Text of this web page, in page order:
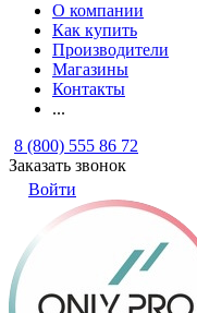
О компании
Как купить
Производители
Магазины
Контакты
...
8 (800) 555 86 72
Заказать звонок
Войти